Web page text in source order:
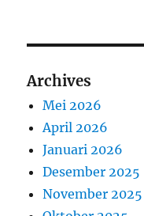
Archives
Mei 2026
April 2026
Januari 2026
Desember 2025
November 2025